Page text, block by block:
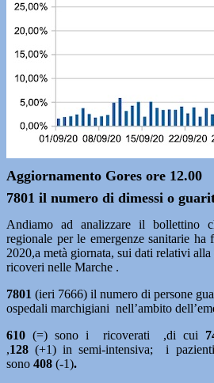
Aggiornamento Gores ore 12.00
7801 il numero di dimessi o
Andiamo ad analizzare il bollettino
regionale per le emergenze sanitarie
2020,a metà giornata, sui dati relativi
ricoveri nelle Marche .
7801 (ieri 7666) il numero di persone
ospedali marchigiani nell’ambito
610 (=) sono i ricoverati ,di cui
,128(+1) in semi-intensiva; i
sono 408 (-1).